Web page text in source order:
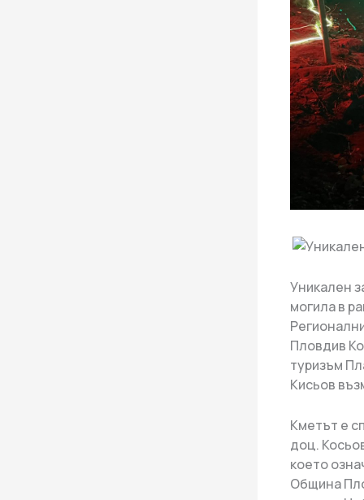
Уникален
могила в
Пловдив
туризъм
Кисьов
Кметът е
доц.
което
Община